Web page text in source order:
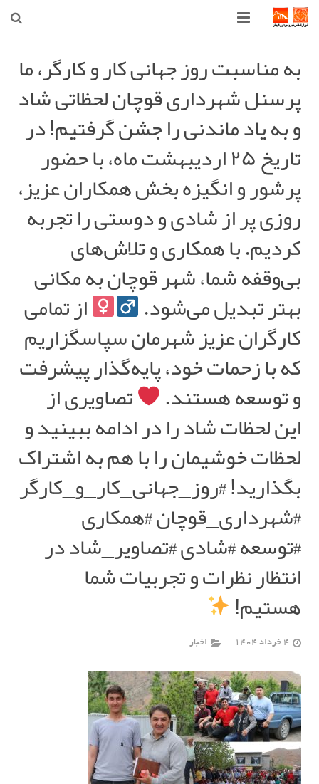
اخبار روز
ارتباط با ما
به مناسبت روز جهانی کار و کارگر، ما
پرسنل شهرداری قوچان لحظاتی شاد
و به یاد ماندنی را جشن گرفتیم! در
تاریخ ۲۵ اردیبهشت ماه، با حضور
پرشور و انگیزه بخش همکاران عزیز،
روزی پر از شادی و دوستی را تجربه
کردیم. با همکاری و تلاش‌های
بی‌وقفه شما، شهر قوچان به مکانی
بهتر تبدیل می‌شود. ‍ از تمامی
کارگران عزیز شهرمان سپاسگزاریم
که با زحمات خود، پایه‌گذار پیشرفت
و توسعه هستند. تصاویری از
این لحظات شاد را در ادامه ببینید و
لحظات خوشیمان را با هم به اشتراک
بگذارید! #روز_جهانی_کار_و_کارگر
#شهرداری_قوچان #همکاری
#توسعه #شادی #تصاویر_شاد در
انتظار نظرات و تجربیات شما
هستیم!
4 خرداد 1404 اخبار